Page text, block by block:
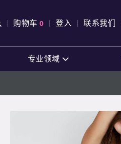
Open Search
购物车 0
查看购物车
登入 联系我们
专业领域